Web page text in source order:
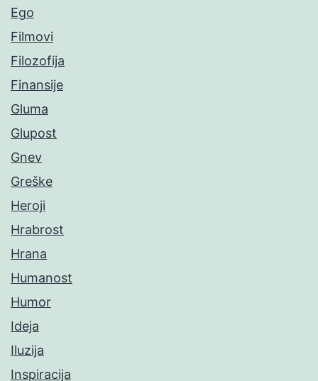
Ego
Filmovi
Filozofija
Finansije
Gluma
Glupost
Gnev
Greške
Heroji
Hrabrost
Hrana
Humanost
Humor
Ideja
Iluzija
Inspiracija